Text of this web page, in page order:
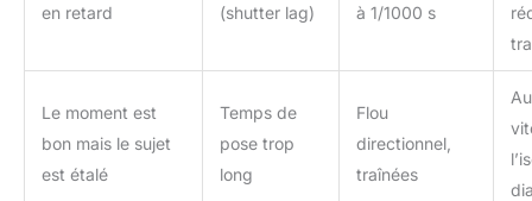
en retard
(shutter lag)
à 1/1000 s
Le moment est
bon mais le sujet
est étalé
Temps de
pose trop
long
Flou
directionnel,
traînées